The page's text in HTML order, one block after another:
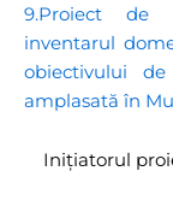
9.Proiect de
inventarul
obiectivului de
amplasată în
Inițiatorul